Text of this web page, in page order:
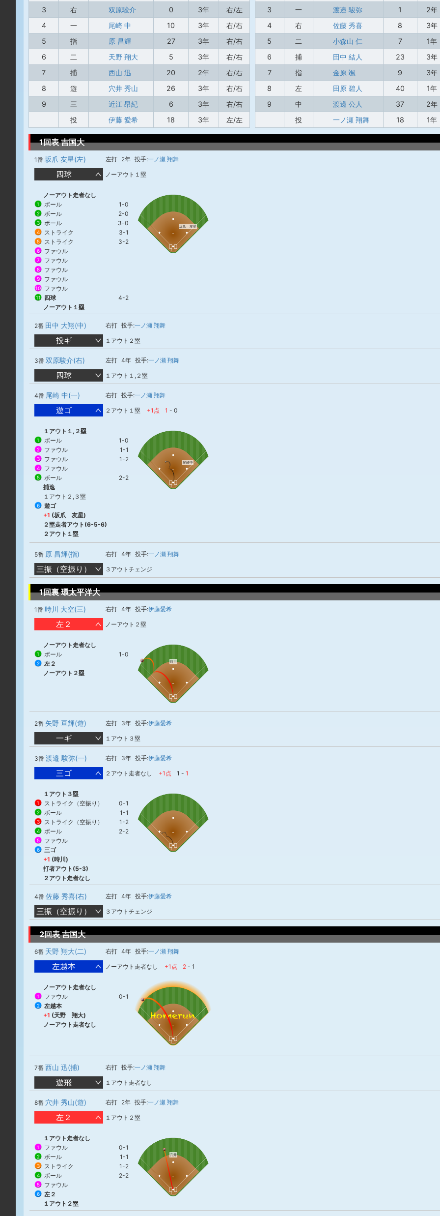
3
右 双原駿介 0 3年
右/左
4
一 尾崎 中 10 3年
右/右
5
指 原 昌輝 27 3年
右/右
6
二 天野 翔大 5 3年
右/右
7
捕 西山 迅 20 2年
右/右
8
遊 穴井 秀山 26 3年
右/右
9
三 近江 昂紀 6 3年
右/右
投
伊藤 愛希 18 3年 左/左
3
一 渡邉 駿弥 1
2年
4
右 佐藤 秀喜 8
3年
5
二 小森山 仁 7
1年
6
捕 田中 結人 23
3年
7
指 金原 颯 9
3年
8
左 田原 碧人 40
1年
9
中 渡邊 公人 37
2年
投
一ノ瀬 翔舞 18 1年
1回表 吉国大
1番 坂爪 友星(左) 左打 2年 投手:一ノ瀬 翔舞
四球 ノーアウト１塁
ノーアウト走者なし
1 ボール 1-0
2 ボール 2-0
3 ボール 3-0
4 ストライク 3-1
5 ストライク 3-2
6 ファウル
7 ファウル
8 ファウル
9 ファウル
10 ファウル
11 四球
4-2
ノーアウト１塁
坂爪 友星
2番 田中 大翔(中) 右打 投手:一ノ瀬 翔舞
投ギ １アウト２塁
3番 双原駿介(右) 左打 4年 投手:一ノ瀬 翔舞
四球 １アウト１,２塁
4番 尾崎 中(一) 右打 投手:一ノ瀬 翔舞
遊ゴ ２アウト１塁 +1点 1 - 0
１アウト１,２塁
1 ボール 1-0
2 ファウル 1-1
3 ファウル 1-2
4 ファウル
5 ボール
2-2
捕逸
１アウト２,３塁
6
遊ゴ
+1 (坂爪 友星)
２塁走者アウト(6-5-6)
２アウト１塁
尾崎中
5番 原 昌輝(指) 右打 4年 投手:一ノ瀬 翔舞
三振（空振り） ３アウトチェンジ
1回裏 環太平洋大
1番 時川 大空(三) 右打 4年 投手:伊藤愛希
左２ ノーアウト２塁
ノーアウト走者なし
1 ボール 1-0
2
左２
ノーアウト２塁
時川
2番 矢野 亘輝(遊) 左打 3年 投手:伊藤愛希
一ギ １アウト３塁
3番 渡邉 駿弥(一) 右打 3年 投手:伊藤愛希
三ゴ ２アウト走者なし +1点 1 - 1
１アウト３塁
1 ストライク（空振り） 0-1
2 ボール 1-1
3 ストライク（空振り） 1-2
4 ボール 2-2
5 ファウル
6
三ゴ
+1 (時川)
打者アウト(5-3)
２アウト走者なし
4番 佐藤 秀喜(右) 左打 4年 投手:伊藤愛希
三振（空振り） ３アウトチェンジ
2回表 吉国大
6番 天野 翔大(二) 右打 4年 投手:一ノ瀬 翔舞
左越本 ノーアウト走者なし +1点 2 - 1
ノーアウト走者なし
1 ファウル 0-1
2
左越本
+1 (天野 翔大)
ノーアウト走者なし
7番 西山 迅(捕) 右打 投手:一ノ瀬 翔舞
遊飛 １アウト走者なし
8番 穴井 秀山(遊) 右打 2年 投手:一ノ瀬 翔舞
左２ １アウト２塁
１アウト走者なし
1 ファウル 0-1
2 ボール 1-1
3 ストライク 1-2
4 ボール 2-2
5 ファウル
6
左２
１アウト２塁
穴井